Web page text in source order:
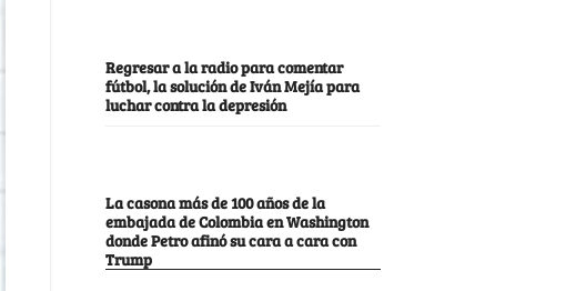
Regresar a la radio para comentar
fútbol, la solución de Iván Mejía para
luchar contra la depresión
La casona más de 100 años de la
embajada de Colombia en Washington
donde Petro afinó su cara a cara con
Trump